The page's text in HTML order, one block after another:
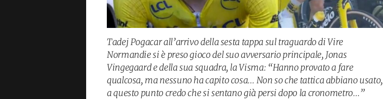
Tadej Pogacar all’arrivo della sesta tappa sul traguardo di Vire
Normandie si è preso gioco del suo avversario principale, Jonas
Vingegaard e della sua squadra, la Visma: “Hanno provato a fare
qualcosa, ma nessuno ha capito cosa… Non so che tattica abbiano usato,
a questo punto credo che si sentano già persi dopo la cronometro…”